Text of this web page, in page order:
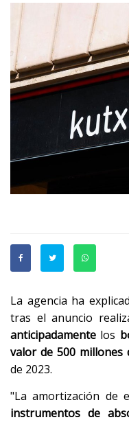
La agencia ha
tras el anuncio
anticipadamente los
valor de 500 millones
de 2023.
"La amortización de
instrumentos de